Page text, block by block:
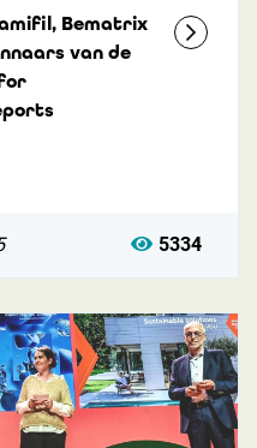
Bematrix
van de
5334